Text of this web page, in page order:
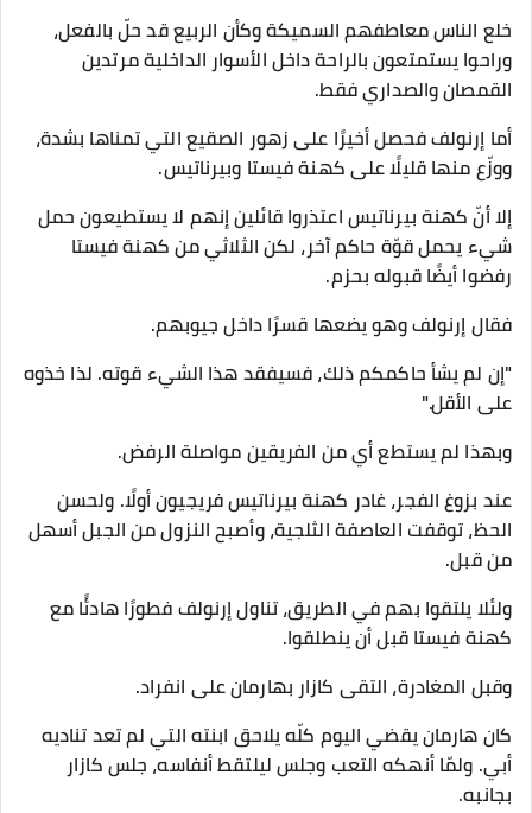
خلع الناس معاطفهم السميكة وكأن الربيع قد حلّ بالفعل،
وراحوا يستمتعون بالراحة داخل الأسوار الداخلية مرتدين
القمصان والصداري فقط.
أما إرنولف فحصل أخيرًا على زهور الصقيع التي تمناها بشدة،
ووزّع منها قليلًا على كهنة فيستا وبيرناتيس.
إلا أنّ كهنة بيرناتيس اعتذروا قائلين إنهم لا يستطيعون حمل
شيء يحمل قوّة حاكم آخر، لكن الثلاثي من كهنة فيستا
رفضوا أيضًا قبوله بحزم.
فقال إرنولف وهو يضعها قسرًا داخل جيوبهم.
"إن لم يشأ حاكمكم ذلك، فسيفقد هذا الشيء قوته. لذا خذوه
على الأقل."
وبهذا لم يستطع أي من الفريقين مواصلة الرفض.
عند بزوغ الفجر، غادر كهنة بيرناتيس فريجيون أولًا. ولحسن
الحظ، توقفت العاصفة الثلجية، وأصبح النزول من الجبل أسهل
من قبل.
ولئلا يلتقوا بهم في الطريق، تناول إرنولف فطورًا هادئًا مع
كهنة فيستا قبل أن ينطلقوا.
وقبل المغادرة، التقى كازار بهارمان على انفراد.
كان هارمان يقضي اليوم كلّه يلاحق ابنته التي لم تعد تناديه
أبي. ولمّا أنهكه التعب وجلس ليلتقط أنفاسه، جلس كازار
بجانبه.